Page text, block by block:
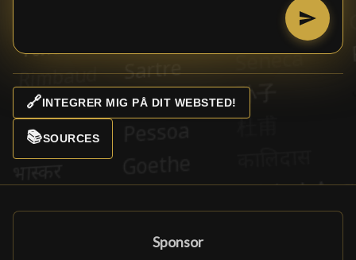
🔗INTEGRER MIG PÅ DIT WEBSTED!
📚SOURCES
Sponsor